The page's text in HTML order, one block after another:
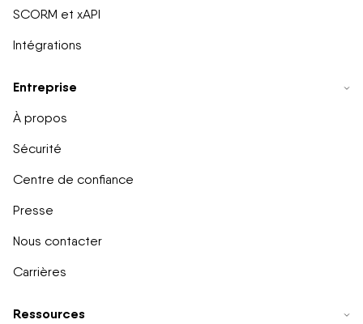
SCORM et xAPI
Intégrations
Entreprise
À propos
Sécurité
Centre de confiance
Presse
Nous contacter
Carrières
Ressources